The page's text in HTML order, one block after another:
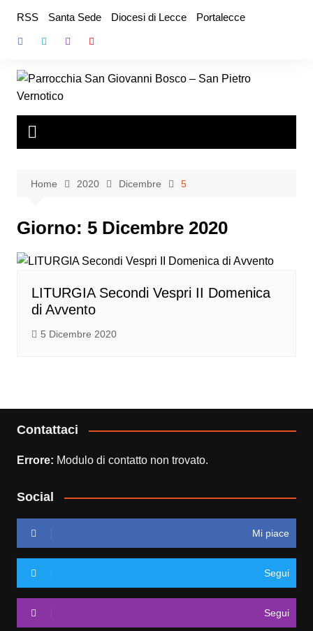
contenuto
RSS Santa Sede Diocesi di Lecce Portalecce
Home 2020 Dicembre 5
Giorno: 5 Dicembre 2020
LITURGIA Secondi Vespri II Domenica
di Avvento
5 Dicembre 2020
Contattaci
Errore: Modulo di contatto non trovato.
Social
Mi piace
Segui
Segui